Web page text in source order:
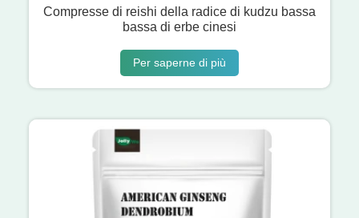
Compresse di reishi della radice di kudzu bassa
bassa di erbe cinesi
Per saperne di più